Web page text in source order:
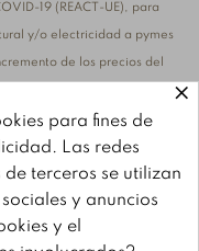
19 (REACT-UE), para
y/o electricidad a pymes
de los precios del
Europea con cargo al
×
para fines de
Las redes
terceros se utilizan
y anuncios
y el